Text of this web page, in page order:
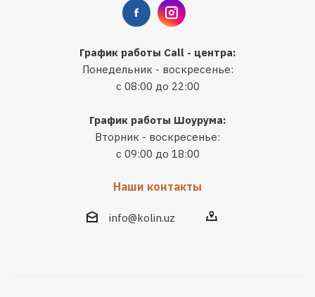
График работы Call - центра:
Понедельник - воскресенье:
с 08:00 до 22:00
График работы Шоурума:
Вторник - воскресенье:
с 09:00 до 18:00
Наши контакты
info@kolin.uz